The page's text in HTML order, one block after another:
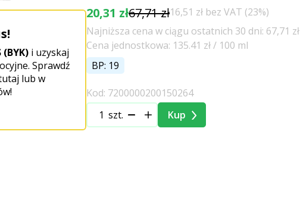
(BYK) i uzyskaj
Sprawdź
lub w
20,31 zł67,71 zł16,51 zł bez VAT (23%)
Najniższa cena w ciągu ostatnich 30 dni: 67,71 zł
Cena jednostkowa: 135.41 zł / 100 ml
BP: 19
Kod: 7200000200150264
szt.
Kup